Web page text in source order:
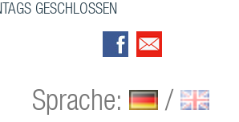
GESCHLOSSEN
Sprache:
/